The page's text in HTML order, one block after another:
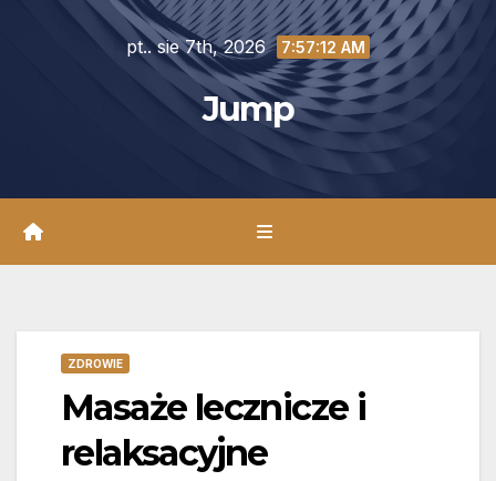
pt.. sie 7th, 2026 7:57:14 AM
Jump
ZDROWIE
Masaże lecznicze i
relaksacyjne